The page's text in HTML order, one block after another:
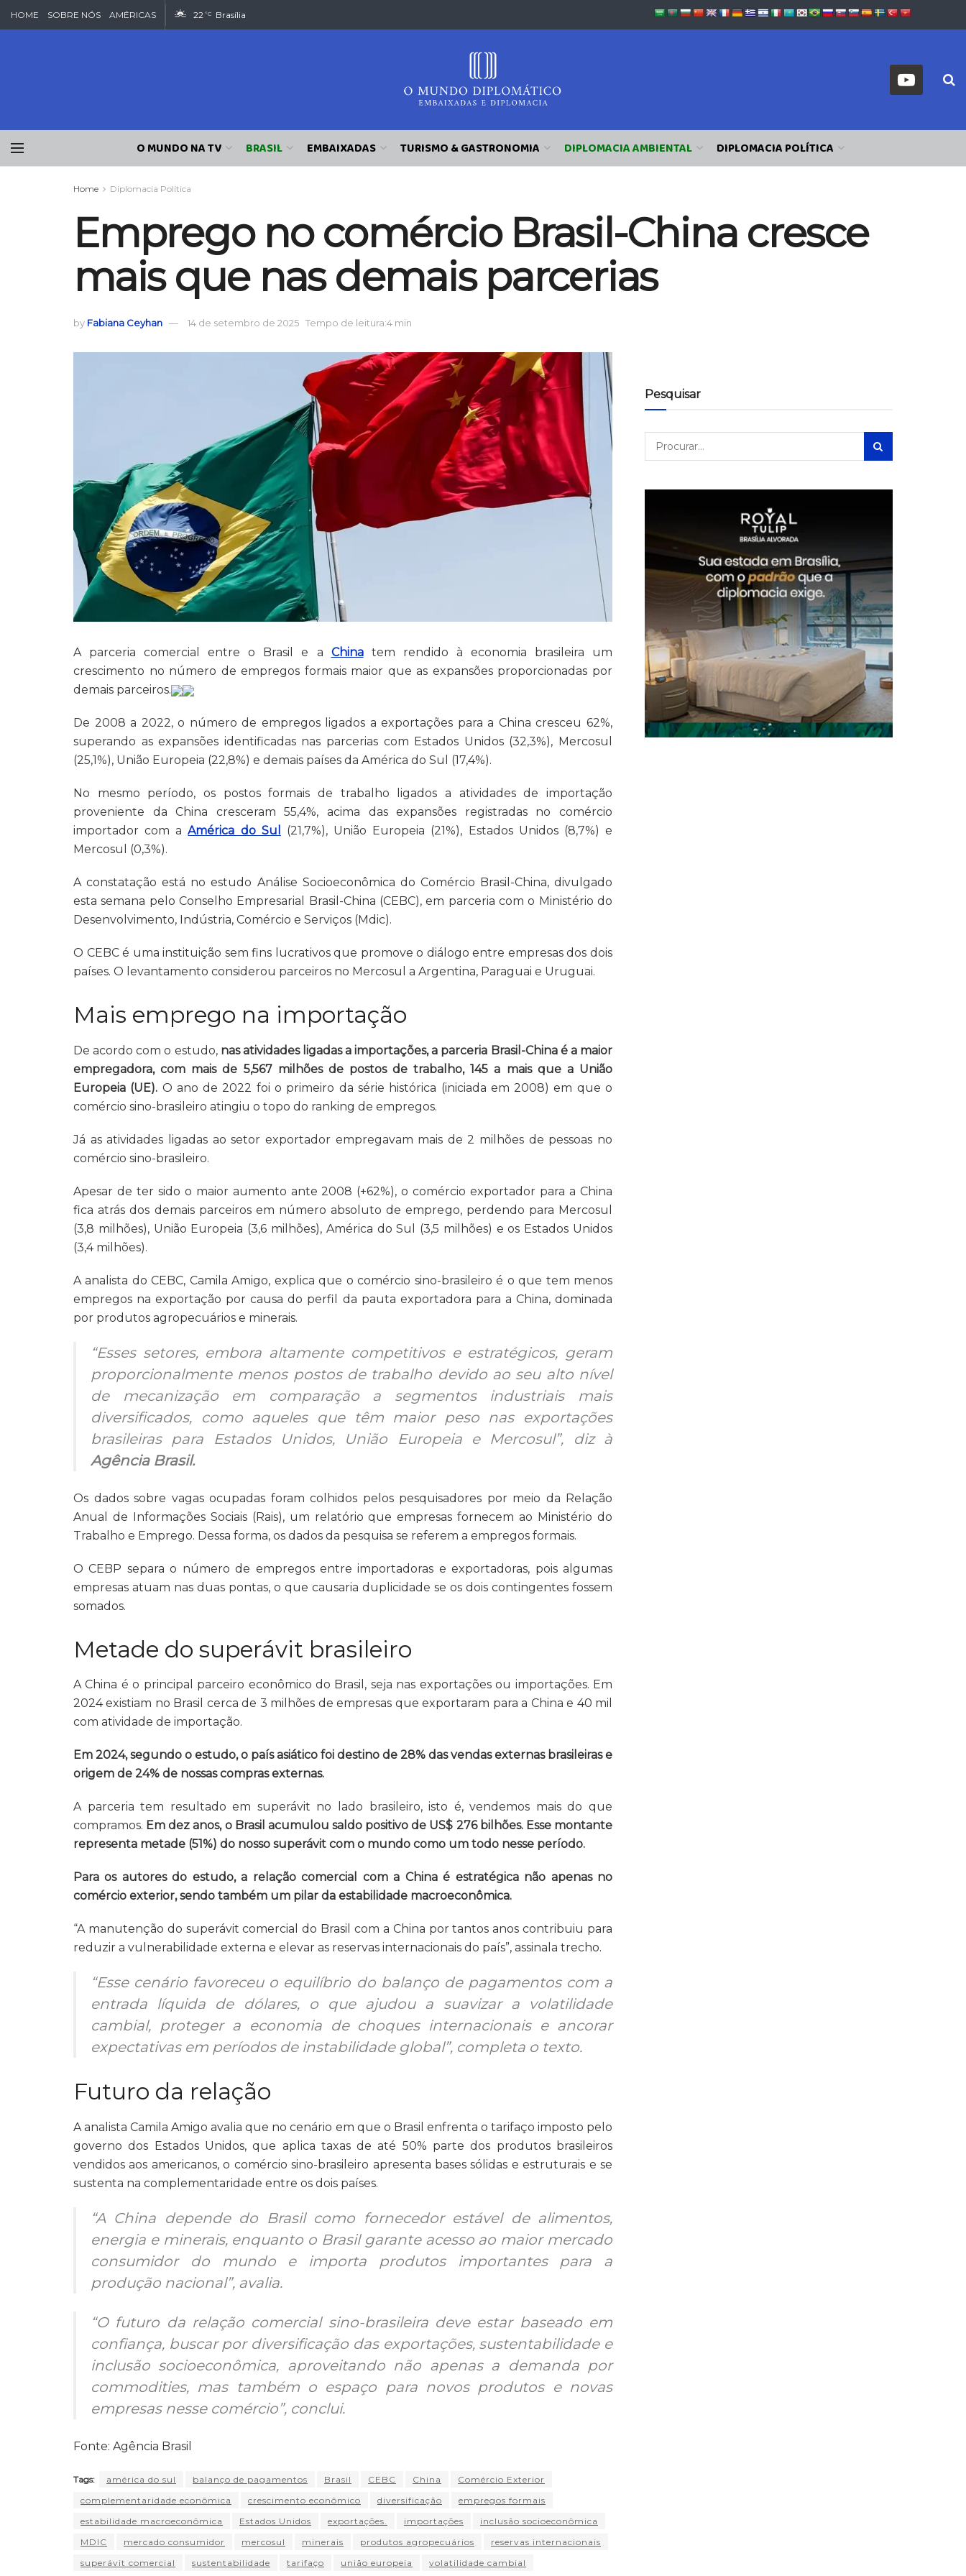
HOME SOBRE NÓS AMÉRICAS 22 °C Brasília
O MUNDO NA TV BRASIL EMBAIXADAS TURISMO & GASTRONOMIA DIPLOMACIA AMBIENTAL DIPLOMACIA POLÍTICA
Home Diplomacia Política
Emprego no comércio Brasil-China cresce
mais que nas demais parcerias
by Fabiana Ceyhan 14 de setembro de 2025 Tempo de leitura:4 min
A parceria comercial entre o Brasil e a Chinatem rendido à economia brasileira um
crescimento no número de empregos formais maior que as expansões proporcionadas por
demais parceiros.
De 2008 a 2022, o número de empregos ligados a exportações para a China cresceu 62%,
superando as expansões identificadas nas parcerias com Estados Unidos (32,3%), Mercosul
(25,1%), União Europeia (22,8%) e demais países da América do Sul (17,4%).
No mesmo período, os postos formais de trabalho ligados a atividades de importação
proveniente da China cresceram 55,4%, acima das expansões registradas no comércio
importador com aAmérica do Sul
(21,7%), União Europeia (21%), Estados Unidos (8,7%) e
Mercosul (0,3%).
A constatação está no estudo Análise Socioeconômica do Comércio Brasil-China, divulgado
esta semana pelo Conselho Empresarial Brasil-China (CEBC), em parceria com o Ministério do
Desenvolvimento, Indústria, Comércio e Serviços (Mdic).
O CEBC é uma instituição sem fins lucrativos que promove o diálogo entre empresas dos dois
países. O levantamento considerou parceiros no Mercosul a Argentina, Paraguai e Uruguai.
Mais emprego na importação
De acordo com o estudo, nas atividades ligadas a importações, a parceria Brasil-China é a maior
empregadora, com mais de 5,567 milhões de postos de trabalho, 145 a mais que a União
Europeia (UE). O ano de 2022 foi o primeiro da série histórica (iniciada em 2008) em que o
comércio sino-brasileiro atingiu o topo do ranking de empregos.
Já as atividades ligadas ao setor exportador empregavam mais de 2 milhões de pessoas no
comércio sino-brasileiro.
Apesar de ter sido o maior aumento ante 2008 (+62%), o comércio exportador para a China
fica atrás dos demais parceiros em número absoluto de emprego, perdendo para Mercosul
(3,8 milhões), União Europeia (3,6 milhões), América do Sul (3,5 milhões) e os Estados Unidos
(3,4 milhões).
A analista do CEBC, Camila Amigo, explica que o comércio sino-brasileiro é o que tem menos
empregos na exportação por causa do perfil da pauta exportadora para a China, dominada
por produtos agropecuários e minerais.
“Esses setores, embora altamente competitivos e estratégicos, geram
proporcionalmente menos postos de trabalho devido ao seu alto nível
de mecanização em comparação a segmentos industriais mais
diversificados, como aqueles que têm maior peso nas exportações
brasileiras para Estados Unidos, União Europeia e Mercosul”, diz à
Agência Brasil.
Os dados sobre vagas ocupadas foram colhidos pelos pesquisadores por meio da Relação
Anual de Informações Sociais (Rais), um relatório que empresas fornecem ao Ministério do
Trabalho e Emprego. Dessa forma, os dados da pesquisa se referem a empregos formais.
O CEBP separa o número de empregos entre importadoras e exportadoras, pois algumas
empresas atuam nas duas pontas, o que causaria duplicidade se os dois contingentes fossem
somados.
Metade do superávit brasileiro
A China é o principal parceiro econômico do Brasil, seja nas exportações ou importações. Em
2024 existiam no Brasil cerca de 3 milhões de empresas que exportaram para a China e 40 mil
com atividade de importação.
Em 2024, segundo o estudo, o país asiático foi destino de 28% das vendas externas brasileiras e
origem de 24% de nossas compras externas.
A parceria tem resultado em superávit no lado brasileiro, isto é, vendemos mais do que
compramos. Em dez anos, o Brasil acumulou saldo positivo de US$ 276 bilhões. Esse montante
representa metade (51%) do nosso superávit com o mundo como um todo nesse período.
Para os autores do estudo, a relação comercial com a China é estratégica não apenas no
comércio exterior, sendo também um pilar da estabilidade macroeconômica.
“A manutenção do superávit comercial do Brasil com a China por tantos anos contribuiu para
reduzir a vulnerabilidade externa e elevar as reservas internacionais do país”, assinala trecho.
“Esse cenário favoreceu o equilíbrio do balanço de pagamentos com a
entrada líquida de dólares, o que ajudou a suavizar a volatilidade
cambial, proteger a economia de choques internacionais e ancorar
expectativas em períodos de instabilidade global”, completa o texto.
Futuro da relação
A analista Camila Amigo avalia que no cenário em que o Brasil enfrenta o tarifaço imposto pelo
governo dos Estados Unidos, que aplica taxas de até 50% parte dos produtos brasileiros
vendidos aos americanos, o comércio sino-brasileiro apresenta bases sólidas e estruturais e se
sustenta na complementaridade entre os dois países.
“A China depende do Brasil como fornecedor estável de alimentos,
energia e minerais, enquanto o Brasil garante acesso ao maior mercado
consumidor do mundo e importa produtos importantes para a
produção nacional”, avalia.
“O futuro da relação comercial sino-brasileira deve estar baseado em
confiança, buscar por diversificação das exportações, sustentabilidade e
inclusão socioeconômica, aproveitando não apenas a demanda por
commodities, mas também o espaço para novos produtos e novas
empresas nesse comércio”, conclui.
Fonte: Agência Brasil
Tags: américa do sul balanço de pagamentos Brasil CEBC China
Comércio Exterior
complementaridade econômica
crescimento econômico diversificação
empregos formais
estabilidade macroeconômica
Estados Unidos exportações. importações
inclusão socioeconômica
MDIC
mercado consumidor mercosul minerais produtos agropecuários
reservas internacionais
superávit comercial
sustentabilidade tarifaço união europeia volatilidade cambial
Pesquisar